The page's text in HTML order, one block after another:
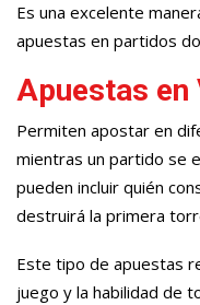
Es una excelente
apuestas en partidos
Apuestas en
Permiten apostar en
mientras un partido se
pueden incluir quién
destruirá la primera
Este tipo de apuestas
juego y la habilidad de